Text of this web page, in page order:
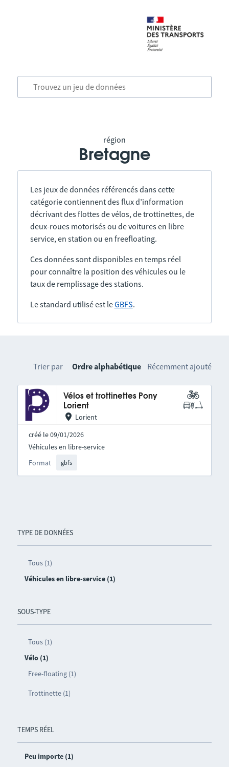
région
Bretagne
Les jeux de données référencés dans cette
catégorie contiennent des flux d’information
décrivant des flottes de vélos, de trottinettes, de
deux-roues motorisés ou de voitures en libre
service, en station ou en freefloating.
Ces données sont disponibles en temps réel
pour connaître la position des véhicules ou le
taux de remplissage des stations.
Le standard utilisé est leGBFS.
TYPE DE DONNÉES
Tous (1)
Véhicules en libre-service (1)
SOUS-TYPE
Tous (1)
Vélo (1)
Free-floating (1)
Trottinette (1)
TEMPS RÉEL
Peu importe (1)
Trier par Ordre alphabétique Récemment ajouté
Vélos et trottinettes Pony
Lorient
Lorient
créé le 09/01/2026
Format gbfs
Véhicules en libre-service